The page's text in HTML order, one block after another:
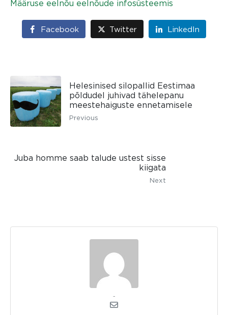
Määruse eelnõu eelnõude infosüsteemis
Facebook Twitter LinkedIn
Helesinised silopallid Eestimaa
põldudel juhivad tähelepanu
meestehaiguste ennetamisele
Previous
Juba homme saab talude ustest sisse
kiigata
Next